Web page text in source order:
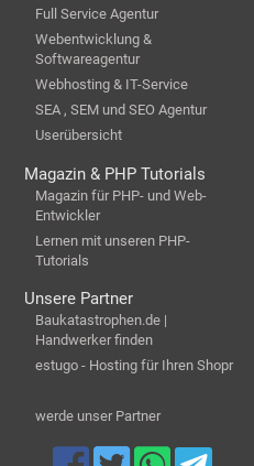
Full Service Agentur
Webentwicklung &
Softwareagentur
Webhosting & IT-Service
SEA , SEM und SEO Agentur
Userübersicht
Magazin & PHP Tutorials
Magazin für PHP- und Web-
Entwickler
Lernen mit unseren PHP-
Tutorials
Unsere Partner
Baukatastrophen.de |
Handwerker finden
estugo - Hosting für Ihren Shopr
werde unser Partner